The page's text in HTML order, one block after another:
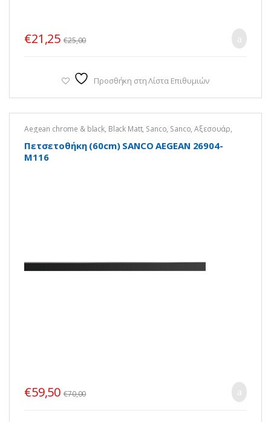
€21,25 €25,00
Προσθήκη στη Λίστα Επιθυμιών
Aegean chrome & black, Black Matt, Sanco, Sanco,Αξεσουάρ,
Μπάνιο Πετσετοκρεμάστρες-Άγγιστρα
Πετσετοθήκη (60cm) SANCO AEGEAN 26904-
Μ116
€59,50 €70,00